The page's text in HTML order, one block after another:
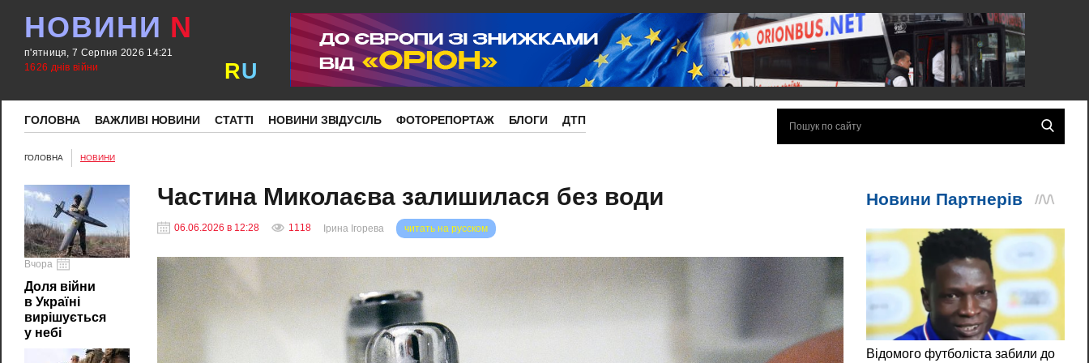
НОВИНИ N
п'ятниця, 7 Серпня 2026 14:21
1626 днів війни
RU
ГОЛОВНА ВАЖЛИВІ НОВИНИ СТАТТІ НОВИНИ ЗВІДУСІЛЬ ФОТОРЕПОРТАЖ БЛОГИ ДТП
ГОЛОВНА НОВИНИ
Вчора
Доля війни
в Україні
вирішується
у небі
Частина Миколаєва залишилася без води
06.06.2026 в 12:28 1118 читать на русском
Ірина Ігорева